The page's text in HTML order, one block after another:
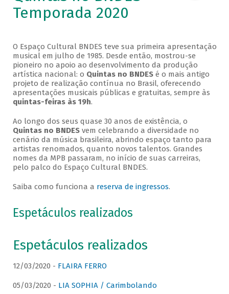
Temporada 2020
O Espaço Cultural BNDES teve sua primeira apresentação
musical em julho de 1985. Desde então, mostrou-se
pioneiro no apoio ao desenvolvimento da produção
artística nacional: o Quintas no BNDESé o mais antigo
projeto de realização contínua no Brasil, oferecendo
apresentações musicais públicas e gratuitas, sempre às
quintas-feiras às 19h.
Ao longo dos seus quase 30 anos de existência, o
Quintas no BNDESvem celebrando a diversidade no
cenário da música brasileira, abrindo espaço tanto para
artistas renomados, quanto novos talentos. Grandes
nomes da MPB passaram, no início de suas carreiras,
pelo palco do Espaço Cultural BNDES.
Saiba como funciona a reserva de ingressos.
Espetáculos realizados
Espetáculos realizados
12/03/2020 - FLAIRA FERRO
05/03/2020 - LIA SOPHIA / Carimbolando